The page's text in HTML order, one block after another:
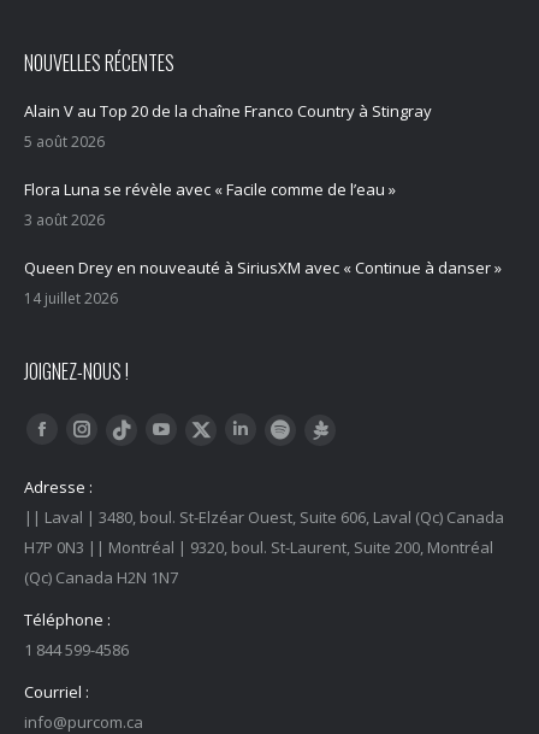
NOUVELLES RÉCENTES
Alain V au Top 20 de la chaîne Franco Country à Stingray
5 août 2026
Flora Luna se révèle avec « Facile comme de l’eau »
3 août 2026
Queen Drey en nouveauté à SiriusXM avec « Continue à danser »
14 juillet 2026
JOIGNEZ-NOUS !
Trouvez nous sur :
FacebookInstagram
Tiktok YouTubeTwitter LinkedInSpotify
Adresse :
|| Laval | 3480, boul. St-Elzéar Ouest, Suite 606, Laval (Qc) Canada
H7P 0N3 || Montréal | 9320, boul. St-Laurent, Suite 200, Montréal
(Qc) Canada H2N 1N7
Téléphone :
1 844 599-4586
Courriel :
info@purcom.ca